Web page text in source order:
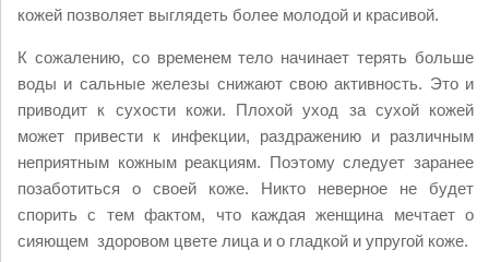
кожей позволяет выглядеть более молодой и красивой.
К сожалению, со временем тело начинает терять больше
воды и сальные железы снижают свою активность. Это и
приводит к сухости кожи. Плохой уход за сухой кожей
может привести к инфекции, раздражению и различным
неприятным кожным реакциям. Поэтому следует заранее
позаботиться о своей коже. Никто неверное не будет
спорить с тем фактом, что каждая женщина мечтает о
сияющем здоровом цвете лица и о гладкой и упругой коже.